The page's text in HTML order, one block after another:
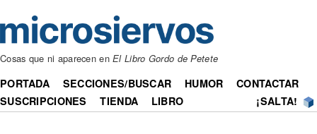
Cosas que ni aparecen enEl Libro Gordo de Petete
PORTADA SECCIONES/BUSCAR HUMOR
CONTACTAR
SUSCRIPCIONES
TIENDA LIBRO ¡SALTA!